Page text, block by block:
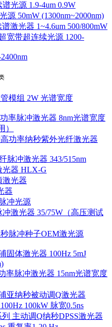
光源 1.9-4um 0.9W
源 50mW (1300nm~2000nm)
激光器 1~4.6um 500/800mW
宽带超连续光源 1200-
模组 2W 光谱宽度
率脉冲激光器 8nm光谱宽度
）
功率纳秒紫外光纤激光器
脉冲激光器 343/515nm
光器 HLX-G
激光器
器
冲光源
冲激光器 35/75W（高压测试
秒脉冲种子OEM激光源
固体激光器 100Hz 5mJ
率脉冲激光器 15nm光谱宽度
亚纳秒被动调Q激光器
100kW 脉宽0.5ns
主动调Q纳秒DPSS激光器